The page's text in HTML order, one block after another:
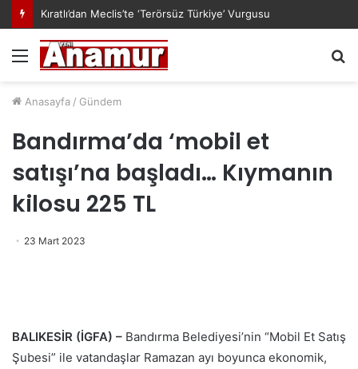
Kıratlı’dan Meclis’te ‘Terörsüz Türkiye’ Vurgusu
Menü
Anasayfa / Gündem
Bandırma’da ‘mobil et
satışı’na başladı… Kıymanın
kilosu 225 TL
23 Mart 2023
BALIKESİR (İGFA) – Bandırma Belediyesi’nin “Mobil Et Satış
Şubesi” ile vatandaşlar Ramazan ayı boyunca ekonomik,